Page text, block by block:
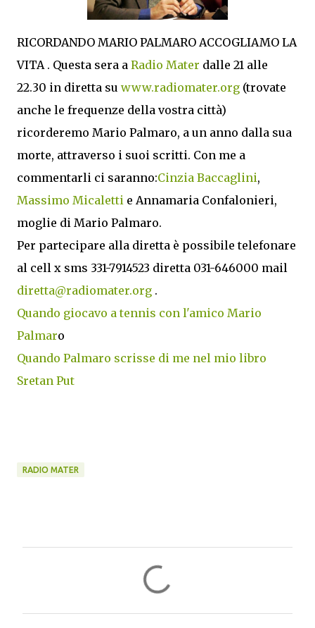
RICORDANDO MARIO PALMARO ACCOGLIAMO LA
VITA . Questa sera a Radio Mater dalle 21 alle
22.30 in diretta su www.radiomater.org (trovate
anche le frequenze della vostra città)
ricorderemo Mario Palmaro, a un anno dalla sua
morte, attraverso i suoi scritti. Con me a
commentarli ci saranno:Cinzia Baccaglini,
Massimo Micaletti e Annamaria Confalonieri,
moglie di Mario Palmaro.
Per partecipare alla diretta è possibile telefonare
al cell x sms 331-7914523 diretta 031-646000 mail
diretta@radiomater.org .
Quando giocavo a tennis con l'amico Mario
Palmaro
Quando Palmaro scrisse di me nel mio libro
Sretan Put
RADIO MATER